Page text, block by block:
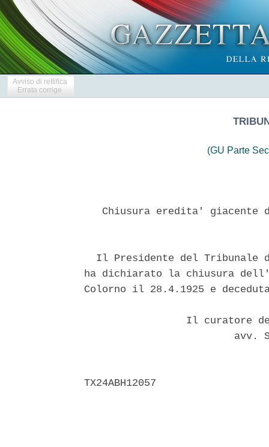
Avviso di rettifica
Errata corrige
(GU Parte
Chiusura eredita' giacente
Il Presidente del Tribunale
ha dichiarato la chiusura
Colorno il 28.4.1925 e
Il curatore
avv.